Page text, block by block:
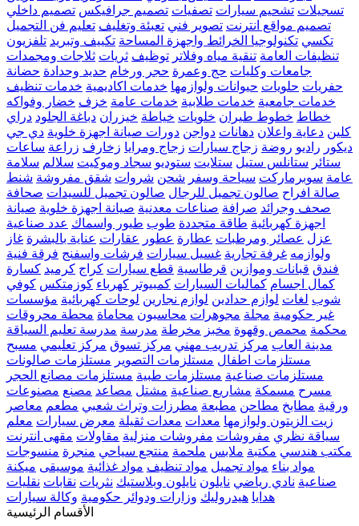
تسجيلات تشحيم سيارات تصفيات تصميم جرافيكس تصميم داخلي
تصميم مواقع انترنت تصوير فني تعبئة وتغليف تعليم فن التجميل
تكسي تكنولوجيا الخرائط واجهزة المساحة تكييف وتبريد تلفزيون
تنظيفات العامة تنقية مياه وفلاتر توظيف ثريات ثلاجات ومجمدات
جامعات وكليات حج وعمرة حجر ورخام حديد وحدادة حضانة
حفريات حلويات حيوانات ولوازمها خدمات اكاديمية خدمات تنظيف
خدمات جامعية خدمات طلابية خدمات عامة خزف خضار وفواكه
خطاط خطوط طيران خلويات خياطة خيزران دباغة الجلود دراي
كلين دعاية واعلان دهانات دواجن دورات صيانة اجهزة خلوية دي جي
ديكور راديو روضة زجاج سيارات زجاج ومرايا زخارف زراعة ساعات
ستائر ستانلس ستيل ستلايت ستوديو سجاد وموكيت سلالم سلامة
عامة سوبرماركت سياحة وسفر شحن شروات شقق مفروشة شنط
صالة افراح صالون تجميل للرجال صالون تجميل للسيدات صحافة
صحف وجرائد صرافة صناعات معدنية صيانة اجهزة خلوية صيانة
اجهزة كهربائية طاقة متجددة طوب طيور واسماك عدد صناعية
عزل عصائر ومرطبات عطارة عطور عقارات عناية بالبشرة غاز
ولوازمه غرفة تجارية غسيل سيارات فرشات واسفنج فرقة فنية
فندق قبانات وموازين قرطاسية قطع سيارات كراج كرميد كسارة
كمال اجسام كماليات السيارات كمبيوتر كهرباء كوزمتكس كوفي
شوب لغات لوازم حدادين لوازم نجارين لوحات كهربائية مؤسسات
غير حكومية مجلة مجوهرات محاسبون محاماة محطة محروقات
محكمة محمص وقهوة مخبز مخرطة مدرسة مدرسة تعليم السياقة
مدينة العاب مركز تدريب مهني مركز تسوق مركز تعليمي مسبح
مستلزمات اطفال مستلزمات التصوير مستلزمات صالونات
مستلزمات صناعية مستلزمات طبية مستلزمات مصانع الحجر
مسرح مسمكة مشاريع صناعية مشتل مصاعد مصنع مصنوعات
ورقية مطابخ مطاحن مطبعة مطرزات وتراث شعبي مطعم معاصر
زيت الزيتون ولوازمها معدات معدات ثقيلة معرض سيارات معلم
سياقة نظري مفروشات مفروشات منزلية مقاولات مقهى انترنت
مكتب هندسي مكتبة ملابس ملحمة منتجع سياحي منجرة منسوجات
مواد بناء مواد تجميل مواد تنظيف مواد غذائية موسيقى ميكنة
صناعية نادي رياضي نايلون نايلون وبلاستيك نثريات نقابات نقليات
هدايا هيدروليك وزارات ودوائر حكومية وكالة سيارات
الأقسام الرئيسية